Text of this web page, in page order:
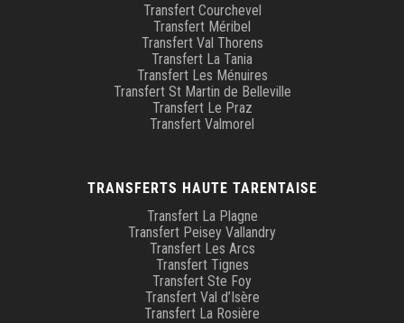
Transfert Courchevel
Transfert Méribel
Transfert Val Thorens
Transfert La Tania
Transfert Les Ménuires
Transfert St Martin de Belleville
Transfert Le Praz
Transfert Valmorel
TRANSFERTS HAUTE TARENTAISE
Transfert La Plagne
Transfert Peisey Vallandry
Transfert Les Arcs
Transfert Tignes
Transfert Ste Foy
Transfert Val d’Isère
Transfert La Rosière